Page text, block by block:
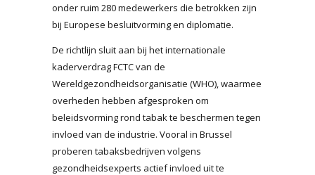
onder ruim 280 medewerkers die betrokken zijn
bij Europese besluitvorming en diplomatie.
De richtlijn sluit aan bij het internationale
kaderverdrag FCTC van de
Wereldgezondheidsorganisatie (WHO), waarmee
overheden hebben afgesproken om
beleidsvorming rond tabak te beschermen tegen
invloed van de industrie. Vooral in Brussel
proberen tabaksbedrijven volgens
gezondheidsexperts actief invloed uit te